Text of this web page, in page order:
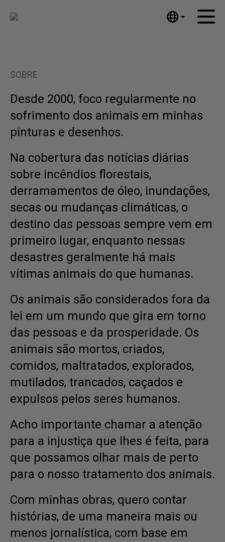
Русский
Deutsch
Italiano
Polski
Ελληνικά
Svenska
Dansk
Norsk
Obras de arte
Notícias
Sobre mim
Contato
SOBRE
Desde 2000, foco regularmente no
sofrimento dos animais em minhas
pinturas e desenhos.
Na cobertura das notícias diárias
sobre incêndios florestais,
derramamentos de óleo, inundações,
secas ou mudanças climáticas, o
destino das pessoas sempre vem em
primeiro lugar, enquanto nessas
desastres geralmente há mais
vítimas animais do que humanas.
Os animais são considerados fora da
lei em um mundo que gira em torno
das pessoas e da prosperidade. Os
animais são mortos, criados,
comidos, maltratados, explorados,
mutilados, trancados, caçados e
expulsos pelos seres humanos.
Acho importante chamar a atenção
para a injustiça que lhes é feita, para
que possamos olhar mais de perto
para o nosso tratamento dos animais.
Com minhas obras, quero contar
histórias, de uma maneira mais ou
menos jornalística, com base em